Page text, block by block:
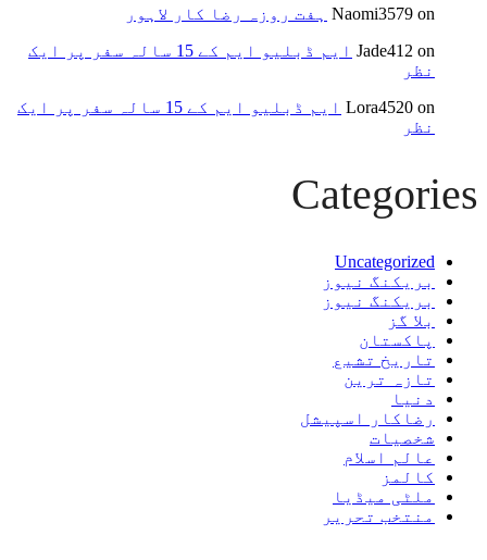
Naomi3579 on
ہفت روزہ رضا کار لاہور
Jade412 on
ایم ڈبلیو ایم کے 15 سالہ سفر پر ایک
نظر
Lora4520 on
ایم ڈبلیو ایم کے 15 سالہ سفر پر ایک
نظر
Categories
Uncategorized
بریکنگ نیوز
بریکنگ نیوز
بلا گز
پاکستان
تاریخ تشیع
تازہ ترین
دنیا
رضاکار اسپیشل
شخصیات
عالم اسلام
کالمز
ملٹی میڈیا
منتخب تحریر